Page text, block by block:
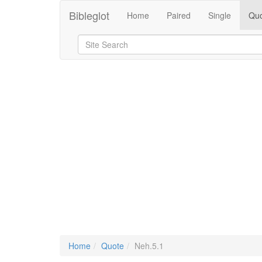
Bibleglot Home Paired Single
Home Quote Neh.5.1